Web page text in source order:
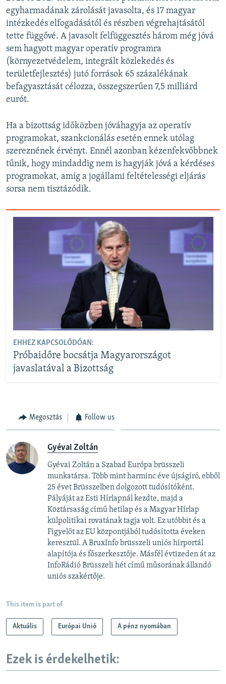
egyharmadának zárolását javasolta, és 17 magyar
intézkedés elfogadásától és részben végrehajtásától
tette függővé. A javasolt felfüggesztés három még jóvá
sem hagyott magyar operatív programra
(környezetvédelem, integrált közlekedés és
területfejlesztés) jutó források 65 százalékának
befagyasztását célozza, összegszerűen 7,5 milliárd
eurót.
Ha a bizottság időközben jóváhagyja az operatív
programokat, szankcionálás esetén ennek utólag
szereznének érvényt. Ennél azonban kézenfekvőbbnek
tűnik, hogy mindaddig nem is hagyják jóvá a kérdéses
programokat, amíg a jogállami feltételességi eljárás
sorsa nem tisztázódik.
EHHEZ KAPCSOLÓDÓAN:
Próbaidőre bocsátja Magyarországot
javaslatával a Bizottság
Megosztás Follow us
Gyévai Zoltán
Gyévai Zoltán a Szabad Európa brüsszeli
munkatársa. Több mint harminc éve újságíró, ebből
25 évet Brüsszelben dolgozott tudósítóként.
Pályáját az Esti Hírlapnál kezdte, majd a
Köztársaság című hetilap és a Magyar Hírlap
külpolitikai rovatának tagja volt. Ez utóbbit és a
Figyelőt az EU központjából tudósította éveken
keresztül. A BruxInfo brüsszeli uniós hírportál
alapítója és főszerkesztője. Másfél évtizeden át az
InfoRádió Brüsszeli hét című műsorának állandó
uniós szakértője.
This item is part of
Aktuális Európai Unió A pénz nyomában
Ezek is érdekelhetik: